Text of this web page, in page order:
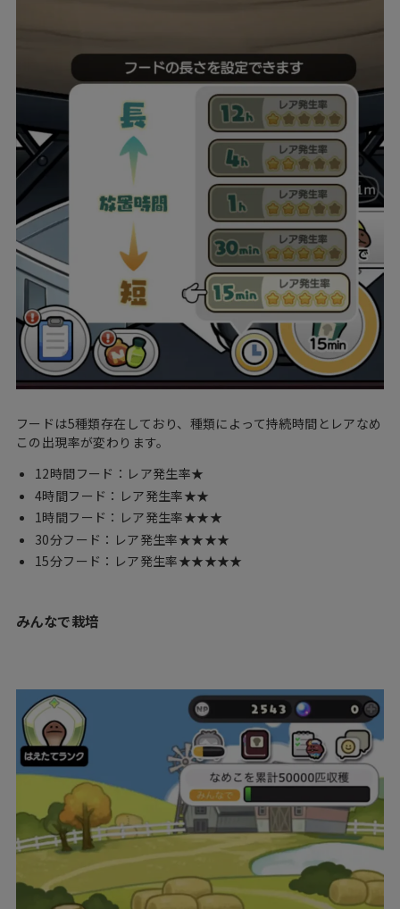
フードは5種類存在しており、種類によって持続時間とレアなめ
この出現率が変わります。
12時間フード：レア発生率★
4時間フード：レア発生率★★
1時間フード：レア発生率★★★
30分フード：レア発生率★★★★
15分フード：レア発生率★★★★★
みんなで栽培